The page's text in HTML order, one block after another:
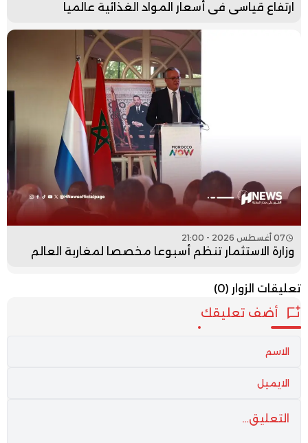
ارتفاع قياسي في أسعار المواد الغذائية عالميا
07 أغسطس 2026 - 21:00
وزارة الاستثمار تنظم أسبوعا مخصصا لمغاربة العالم
تعليقات الزوار (0)
أضف تعليقك